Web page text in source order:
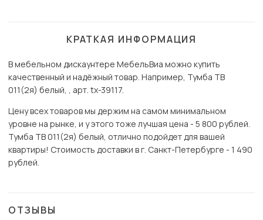
КРАТКАЯ ИНФОРМАЦИЯ
В мебельном дискаунтере МебельВиа можно купить
качественный и надёжный товар. Например, Тумба ТВ
011(2я) белый, , арт. tx-39117.
Цену всех товаров мы держим на самом минимальном
уровне на рынке, и у этого тоже лучшая цена - 5 800 рублей.
Тумба ТВ 011(2я) белый, отлично подойдет для вашей
квартиры! Стоимость доставки в г. Санкт-Петербурге - 1 490
рублей.
ОТЗЫВЫ